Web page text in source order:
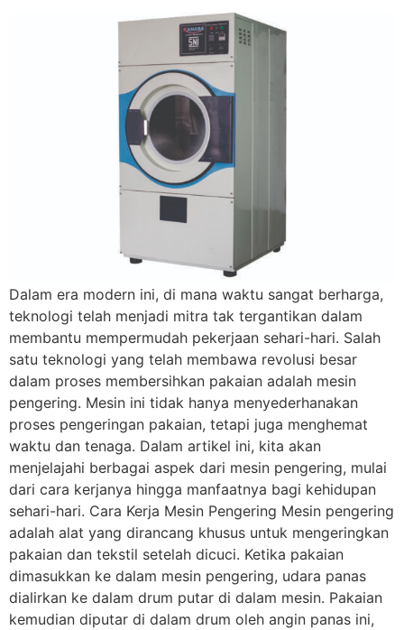
Dalam era modern ini, di mana waktu sangat berharga,
teknologi telah menjadi mitra tak tergantikan dalam
membantu mempermudah pekerjaan sehari-hari. Salah
satu teknologi yang telah membawa revolusi besar
dalam proses membersihkan pakaian adalah mesin
pengering. Mesin ini tidak hanya menyederhanakan
proses pengeringan pakaian, tetapi juga menghemat
waktu dan tenaga. Dalam artikel ini, kita akan
menjelajahi berbagai aspek dari mesin pengering, mulai
dari cara kerjanya hingga manfaatnya bagi kehidupan
sehari-hari. Cara Kerja Mesin Pengering Mesin pengering
adalah alat yang dirancang khusus untuk mengeringkan
pakaian dan tekstil setelah dicuci. Ketika pakaian
dimasukkan ke dalam mesin pengering, udara panas
dialirkan ke dalam drum putar di dalam mesin. Pakaian
kemudian diputar di dalam drum oleh angin panas ini,